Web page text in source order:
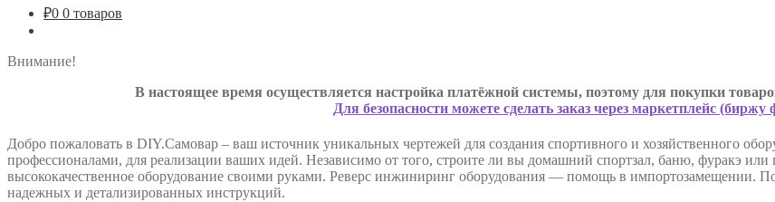
₽0 0 товаров
Внимание!
В настоящее время осуществляется настройка платёжной системы, поэтому для покупки
Для безопасности можете сделать заказ через маркетплейс
Добро пожаловать в DIY.Самовар – ваш источник уникальных чертежей для создания спортивного и хозяйственного
профессионалами, для реализации ваших идей. Независимо от того, строите ли вы домашний спортзал, баню, фуракэ или
высококачественное оборудование своими руками. Реверс инжиниринг оборудования — помощь в импортозамещении.
надежных и детализированных инструкций.